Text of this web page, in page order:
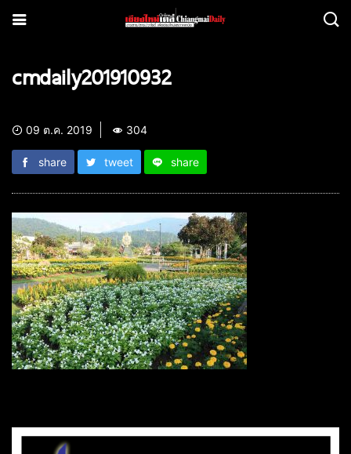
cmdaily201910932
09 ต.ค. 2019 304
share tweet share